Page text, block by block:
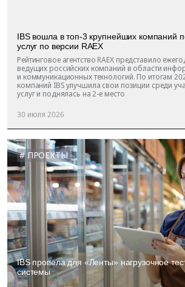
IBS вошла в топ-3 крупнейших компаний
услуг по версии RAEX
Рейтинговое агентство RAEX представило
ведущих российских компаний в области
и коммуникационных технологий. По итогам
компаний IBS улучшила свои позиции среди
услуг и поднялась на 2-е место
30 июля 2026
# ПРОЕКТЫ
IBS провела для «Ленты» нагрузочное
системы